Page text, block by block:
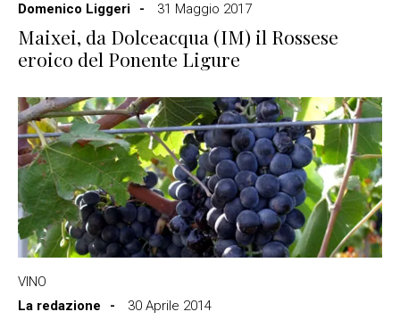
Domenico Liggeri
31 Maggio 2017
Maixei, da Dolceacqua (IM) il Rossese
eroico del Ponente Ligure
VINO
La redazione
30 Aprile 2014